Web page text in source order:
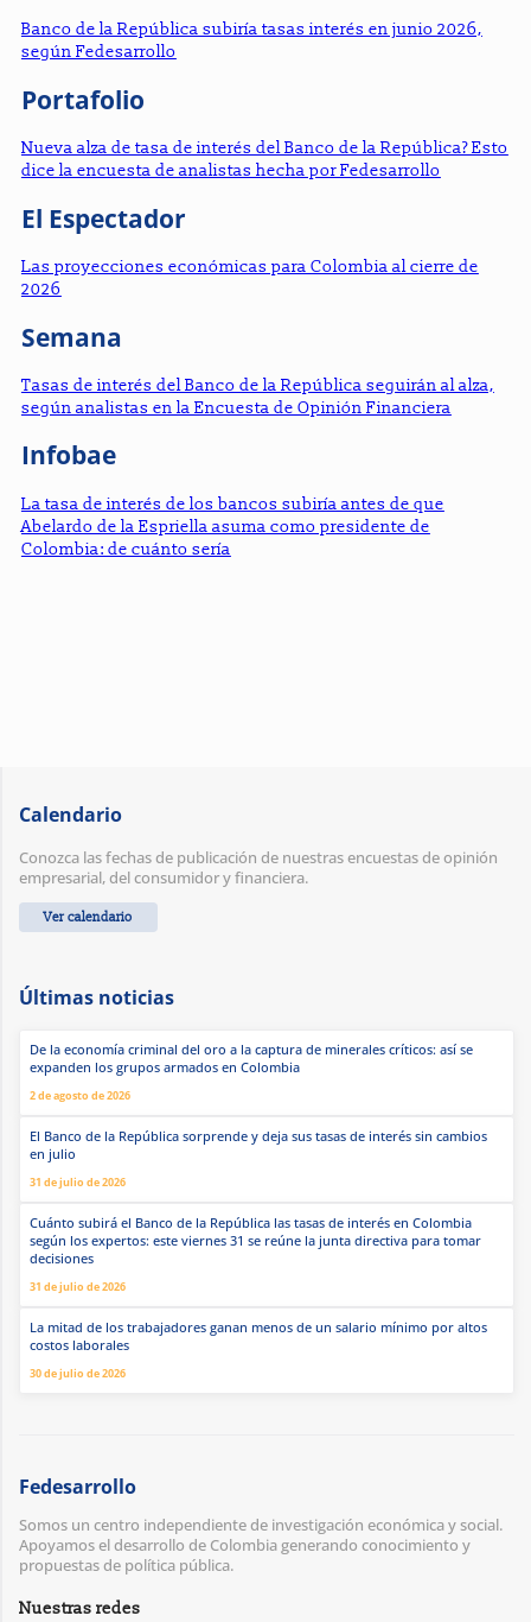
Banco de la República subiría tasas interés en junio 2026,
según Fedesarrollo
Portafolio
Nueva alza de tasa de interés del Banco de la República? Esto
dice la encuesta de analistas hecha por Fedesarrollo
El Espectador
Las proyecciones económicas para Colombia al cierre de
2026
Semana
Tasas de interés del Banco de la República seguirán al alza,
según analistas en la Encuesta de Opinión Financiera
Infobae
La tasa de interés de los bancos subiría antes de que
Abelardo de la Espriella asuma como presidente de
Colombia: de cuánto sería
Calendario
Conozca las fechas de publicación de nuestras encuestas de opinión
empresarial, del consumidor y financiera.
Ver calendario
Últimas noticias
De la economía criminal del oro a la captura de minerales críticos: así se
expanden los grupos armados en Colombia
2 de agosto de 2026
El Banco de la República sorprende y deja sus tasas de interés sin cambios
en julio
31 de julio de 2026
Cuánto subirá el Banco de la República las tasas de interés en Colombia
según los expertos: este viernes 31 se reúne la junta directiva para tomar
decisiones
31 de julio de 2026
La mitad de los trabajadores ganan menos de un salario mínimo por altos
costos laborales
30 de julio de 2026
Fedesarrollo
Somos un centro independiente de investigación económica y social.
Apoyamos el desarrollo de Colombia generando conocimiento y
propuestas de política pública.
Nuestras redes